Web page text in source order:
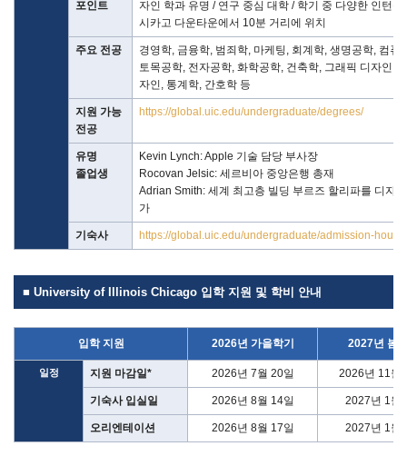
포인트
자인 학과 유명 / 연구 중심 대학 / 학기 중 다양한 인턴십
시카고 다운타운에서 10분 거리에 위치
주요 전공
경영학, 금융학, 범죄학, 마케팅, 회계학, 생명공학, 컴퓨
토목공학, 전자공학, 화학공학, 건축학, 그래픽 디자인,
자인, 통계학, 간호학 등
지원 가능
전공
https://global.uic.edu/undergraduate/degrees/
유명
졸업생
Kevin Lynch: Apple 기술 담당 부사장
Rocovan Jelsic: 세르비아 중앙은행 총재
Adrian Smith: 세계 최고층 빌딩 부르즈 할리파를 디자
가
기숙사 https://global.uic.edu/undergraduate/admission-
■ University of Illinois Chicago 입학 지원 및 학비 안내
입학 지원 2026년 가을학기 2027년 봄
일정 지원 마감일* 2026년 7월 20일 2026년 11월
기숙사 입실일 2026년 8월 14일 2027년 1월
오리엔테이션 2026년 8월 17일 2027년 1월